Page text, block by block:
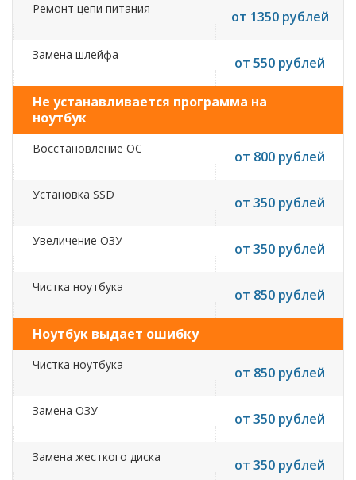
Ремонт цепи питания от 1350 рублей
Замена шлейфа от 550 рублей
Не устанавливается программа на
ноутбук
Восстановление ОС от 800 рублей
Установка SSD от 350 рублей
Увеличение ОЗУ от 350 рублей
Чистка ноутбука от 850 рублей
Ноутбук выдает ошибку
Чистка ноутбука от 850 рублей
Замена ОЗУ от 350 рублей
Замена жесткого диска от 350 рублей